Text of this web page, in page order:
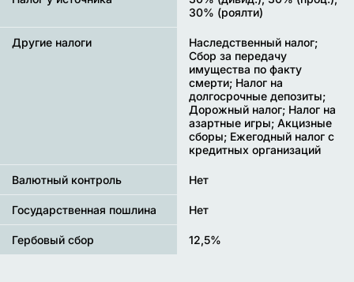
30% (роялти)
Другие налоги
Наследственный налог;
Сбор за передачу
имущества по факту
смерти; Налог на
долгосрочные депозиты;
Дорожный налог; Налог на
азартные игры; Акцизные
сборы; Ежегодный налог с
кредитных организаций
Валютный контроль Нет
Государственная пошлина Нет
Гербовый сбор 12,5%